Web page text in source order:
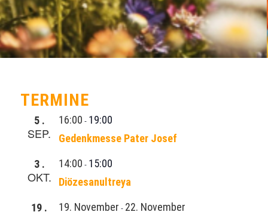
TERMINE
SEP.
5 16:00 - 19:00
Gedenkmesse Pater Josef
OKT.
3 14:00 - 15:00
Diözesanultreya
19 19. November - 22. November